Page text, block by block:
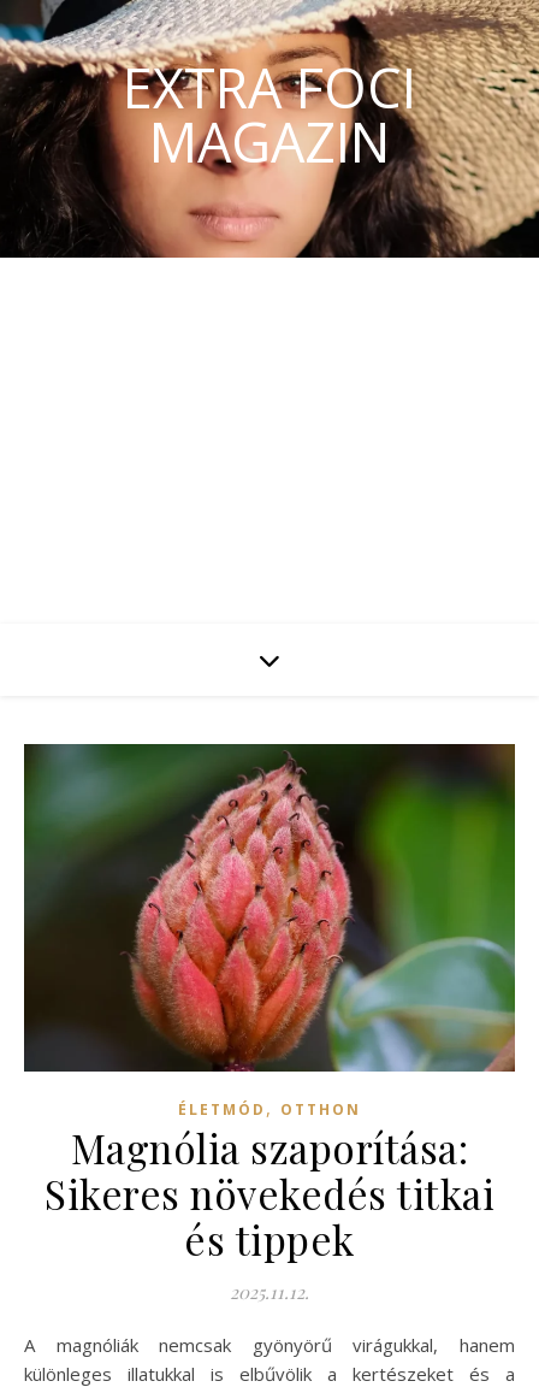
EXTRA FOCI
MAGAZIN
ÉLETMÓD , OTTHON
Magnólia szaporítása:
Sikeres növekedés titkai
és tippek
2025.11.12.
A magnóliák nemcsak gyönyörű virágukkal, hanem
különleges illatukkal is elbűvölik a kertészeket és a